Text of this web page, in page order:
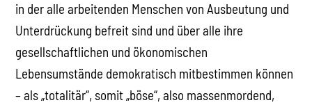
in der alle arbeitenden Menschen von Ausbeutung und
Unterdrückung befreit sind und über alle ihre
gesellschaftlichen und ökonomischen
Lebensumstände demokratisch mitbestimmen können
– als „totalitär“, somit „böse“, also massenmordend,